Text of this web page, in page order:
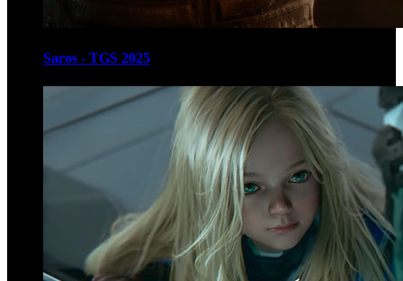
Saros - TGS 2025